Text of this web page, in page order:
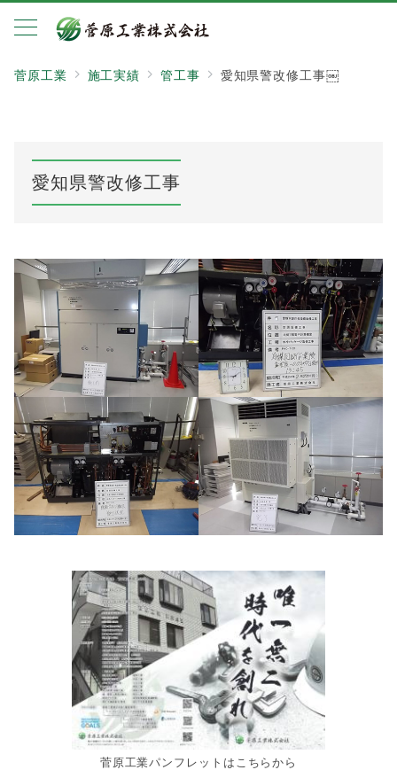
菅原工業 施工実績 管工事 愛知県警改修工事￼
愛知県警改修工事
菅原工業パンフレットはこちらから